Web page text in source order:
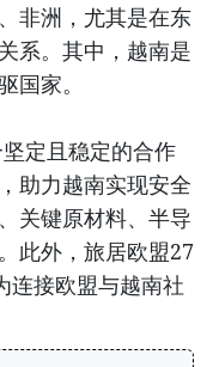
非洲，尤其是在东
系。其中，越南是
国家。
定且稳定的合作
助力越南实现安全
关键原材料、半导
此外，旅居欧盟27
连接欧盟与越南社